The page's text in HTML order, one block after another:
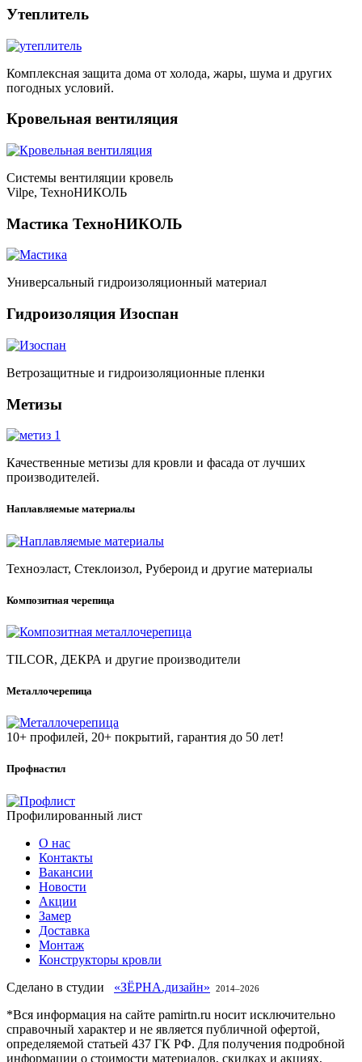
Утеплитель
Комплексная защита дома от холода, жары, шума и других
погодных условий.
Кровельная вентиляция
Системы вентиляции кровель
Vilpe, ТехноНИКОЛЬ
Мастика ТехноНИКОЛЬ
Универсальный гидроизоляционный материал
Гидроизоляция Изоспан
Ветрозащитные и гидроизоляционные пленки
Метизы
Качественные метизы для кровли и фасада от лучших
производителей.
Наплавляемые материалы
Техноэласт, Стеклоизол, Рубероид и другие материалы
Композитная черепица
TILCOR, ДЕКРА и другие производители
Металлочерепица
10+ профилей, 20+ покрытий, гарантия до 50 лет!
Профнастил
Профилированный лист
О нас
Контакты
Вакансии
Новости
Акции
Замер
Доставка
Монтаж
Конструкторы кровли
Сделано в студии «ЗЁРНА.дизайн» 2014–2026
*Вся информация на сайте pamirtn.ru носит исключительно
справочный характер и не является публичной офертой,
определяемой статьей 437 ГК РФ. Для получения подробной
информации о стоимости материалов, скидках и акциях,